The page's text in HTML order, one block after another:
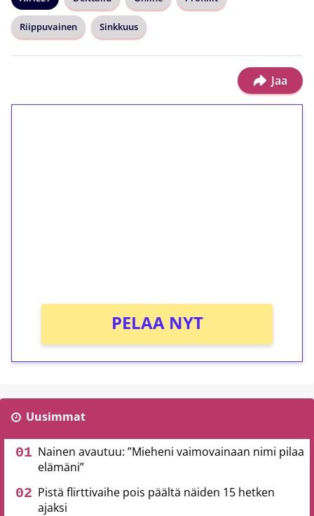
Riippuvainen Sinkkuus
Jaa
PELAA NYT
Uusimmat
Nainen avautuu: ”Mieheni vaimovainaan nimi pilaa
elämäni”
Pistä flirttivaihe pois päältä näiden 15 hetken
ajaksi